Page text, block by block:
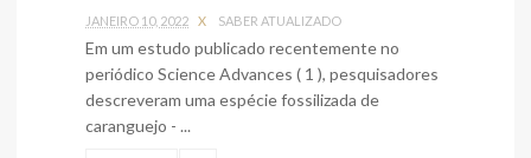
JANEIRO 10, 2022 X SABER ATUALIZADO
Em um estudo publicado recentemente no
periódico Science Advances ( 1 ), pesquisadores
descreveram uma espécie fossilizada de
caranguejo - ...